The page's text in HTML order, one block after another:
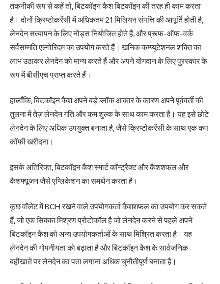
तकनीकी रूप से कहें तो, बिटकॉइन कैश बिटकॉइन की तरह ही काम करता
है। दोनों क्रिप्टोकरेंसी में अधिकतम 21 मिलियन संपत्ति की आपूर्ति होती है,
लेनदेन सत्यापन के लिए नोड्स नियोजित होते हैं, और प्रूफ-ऑफ-वर्क
सर्वसम्मति एल्गोरिदम का उपयोग करते हैं। खनिक कम्प्यूटेशनल शक्ति का
लाभ उठाकर लेनदेन को मान्य करते हैं और अपने योगदान के लिए पुरस्कार के
रूप में बीसीएच प्राप्त करते हैं।
हालाँकि, बिटकॉइन कैश अपने बड़े ब्लॉक आकार के कारण अपने पूर्ववर्ती की
तुलना में तेज़ लेनदेन गति और कम शुल्क के साथ काम करता है। यह इसे छोटे
लेनदेन के लिए अधिक उपयुक्त बनाता है, जैसे क्रिप्टोकरेंसी के साथ एक कप
कॉफी खरीदना।
इसके अतिरिक्त, बिटकॉइन कैश स्मार्ट कॉन्ट्रैक्ट और कैशशफल और
कैशफ्यूजन जैसे एप्लिकेशन का समर्थन करता है।
कुछ वॉलेट में BCH रखने वाले उपयोगकर्ता कैशशफल का उपयोग कर सकते
हैं, जो एक सिक्का मिश्रण प्रोटोकॉल है जो लेनदेन करने से पहले अपने
बिटकॉइन कैश को अन्य उपयोगकर्ताओं के साथ मिश्रित करता है। यह
लेनदेन की गोपनीयता को बढ़ाता है और बिटकॉइन कैश के सार्वजनिक
बहीखाते पर लेनदेन का पता लगाना अधिक चुनौतीपूर्ण बनाता है।